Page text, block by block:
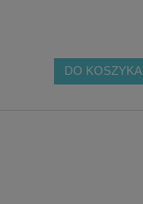
DO KOSZYKA